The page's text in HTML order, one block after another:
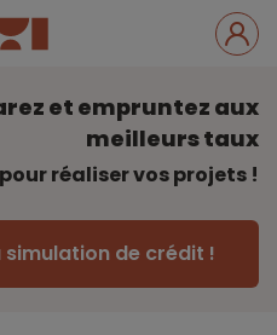
et empruntez aux
meilleurs taux
pour réaliser vos projets !
simulation de crédit !